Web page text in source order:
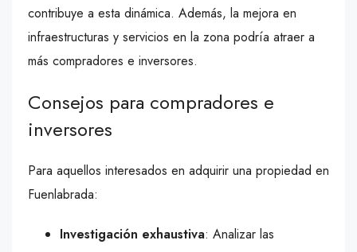
contribuye a esta dinámica. Además, la mejora en
infraestructuras y servicios en la zona podría atraer a
más compradores e inversores.
Consejos para compradores e
inversores
Para aquellos interesados en adquirir una propiedad en
Fuenlabrada:
Investigación exhaustiva: Analizar las